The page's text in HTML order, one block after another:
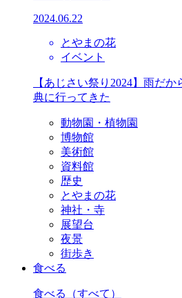
2024.06.22
とやまの花
イベント
【あじさい祭り2024】雨だ
典に行ってきた
動物園・植物園
博物館
美術館
資料館
歴史
とやまの花
神社・寺
展望台
夜景
街歩き
食べる
食べる （すべて）